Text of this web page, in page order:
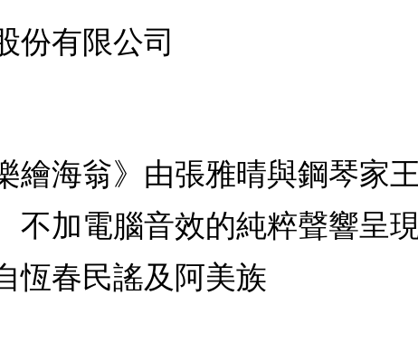
份有限公司
繪海翁》由張雅晴與鋼琴家
不加電腦音效的純粹聲響呈
恆春民謠及阿美族